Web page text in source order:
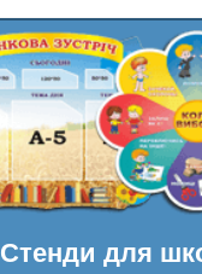
Стенди для